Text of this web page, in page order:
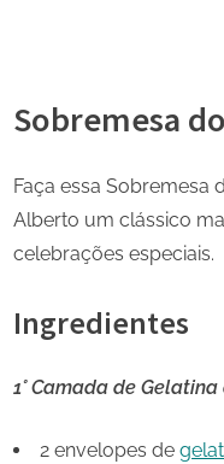
Sobremesa
Faça essa Sobremesa
Alberto um clássico
celebrações especiais.
Ingredientes
1° Camada de
2 envelopes de